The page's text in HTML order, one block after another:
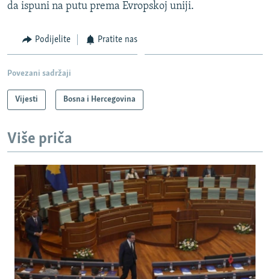
da ispuni na putu prema Evropskoj uniji.
Podijelite Pratite nas
Povezani sadržaji
Vijesti Bosna i Hercegovina
Više priča